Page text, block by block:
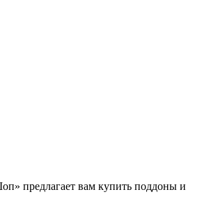
предлагает вам купить поддоны и